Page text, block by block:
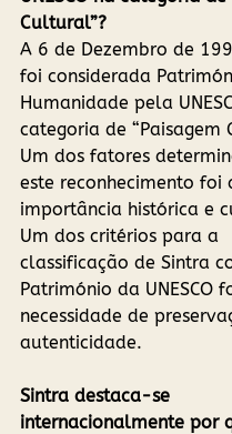
Cultural”?
A 6 de Dezembro de
foi considerada
Humanidade pela
categoria de “Paisagem
Um dos fatores
este reconhecimento foi
importância histórica e
Um dos critérios para a
classificação de Sintra
Património da UNESCO
necessidade de
autenticidade.
Sintra destaca-se
internacionalmente por